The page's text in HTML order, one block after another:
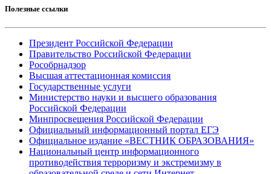
Полезные ссылки
Президент Российской Федерации
Правительство Российской Федерации
Рособрнадзор
Высшая аттестационная комиссия
Государственные услуги
Министерство науки и высшего образования
Российской Федерации
Минпросвещения Российской Федерации
Официальный информационный портал ЕГЭ
Официальное издание «ВЕСТНИК ОБРАЗОВАНИЯ»
Национальный центр информационного
противодействия терроризму и экстремизму в